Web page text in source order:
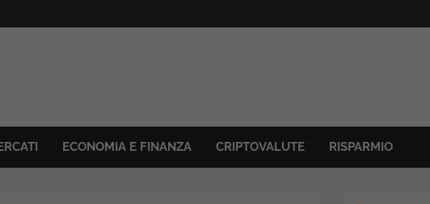
ECONOMIA E FINANZA CRIPTOVALUTE RISPARMIO